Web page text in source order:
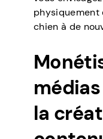
physiquement
chien à de
la